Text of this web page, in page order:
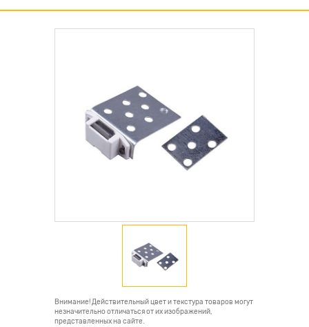
Внимание! Действительный цвет и текстура товаров могут
незначительно отличаться от их изображений,
представленных на сайте.